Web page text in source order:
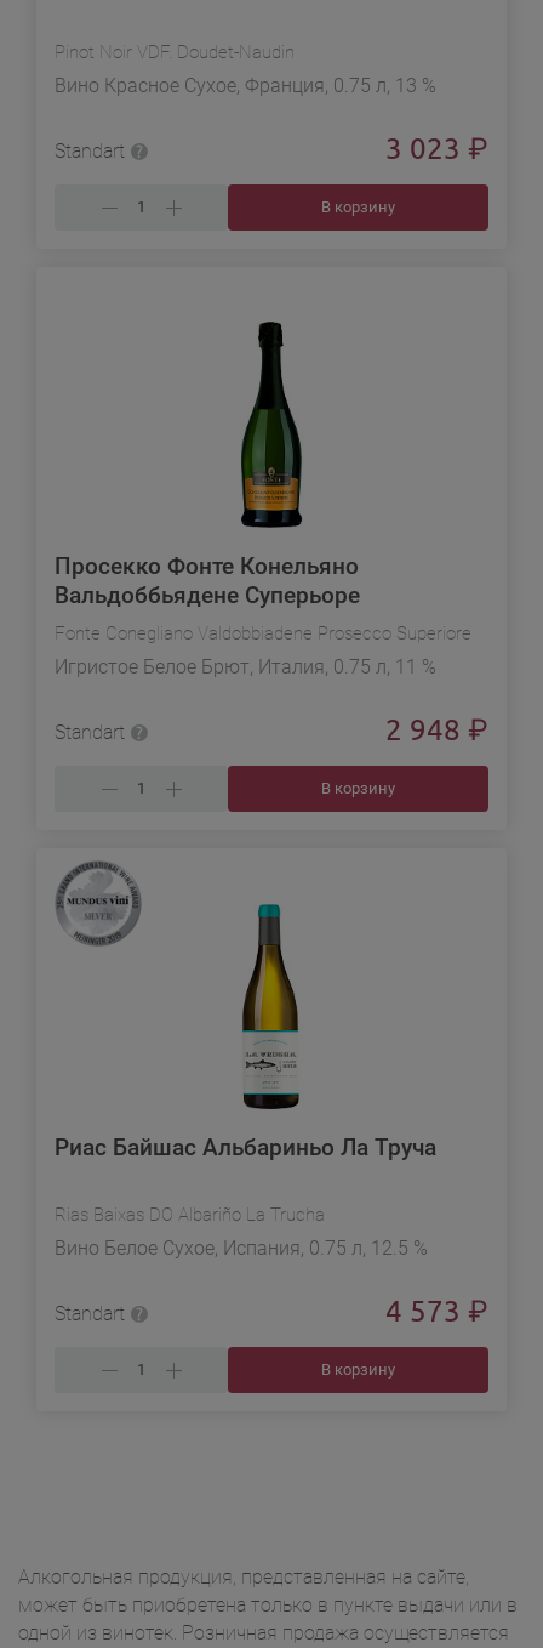
Pinot Noir VDF. Doudet-Naudin
Вино Красное Сухое, Франция, 0.75 л, 13 %
Standart 3 023 ₽
В корзину
Просекко Фонте Конельяно
Вальдоббьядене Суперьоре
Fonte Conegliano Valdobbiadene Prosecco Superiore
Игристое Белое Брют, Италия, 0.75 л, 11 %
Standart 2 948 ₽
В корзину
Риас Байшас Альбариньо Ла Труча
Rias Baixas DO Albariño La Trucha
Вино Белое Сухое, Испания, 0.75 л, 12.5 %
Standart 4 573 ₽
В корзину
Алкогольная продукция, представленная на сайте,
может быть приобретена только в пункте выдачи или в
одной из винотек. Розничная продажа осуществляется